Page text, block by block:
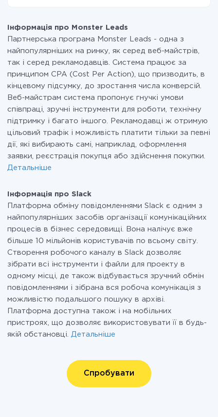
при необхідності. Детальніше про
Інформація про Monster Leads
Партнерська програма Monster Leads - одна з
найпопулярніших на ринку, як серед веб-майстрів,
так і серед рекламодавців. Система працює за
принципом CPA (Cost Per Action), що призводить, в
кінцевому підсумку, до зростання числа конверсій.
Веб-майстрам система пропонує гнучкі умови
співпраці, зручні інструменти для роботи, технічну
підтримку і багато іншого. Рекламодавці ж отримую
цільовий трафік і можливість платити тільки за певні
дії, які вибирають самі, наприклад, оформлення
заявки, реєстрація покупця або здійснення покупки.
Детальніше
Інформація про Slack
Платформа обміну повідомленнями Slack є одним з
найпопулярніших засобів організації комунікаційних
процесів в бізнес середовищі. Вона налічує вже
більше 10 мільйонів користувачів по всьому світу.
Створення робочого каналу в Slack дозволяє
зібрати всі інструменти і файли для проекту в
одному місці, де також відбувається зручний обмін
повідомленнями і зібрана вся робоча комунікація з
можливістю подальшого пошуку в архіві.
Платформа доступна також і на мобільних
пристроях, що дозволяє використовувати її в будь-
якій обстановці. Детальніше
Спробувати